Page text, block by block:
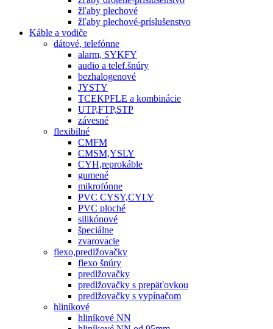
žľaby plechové
žľaby plechové-príslušenstvo
Káble a vodiče
dátové, telefónne
alarm, SYKFY
audio a telef.šnúry
bezhalogenové
JYSTY
TCEKPFLE a kombinácie
UTP,FTP,STP
závesné
flexibilné
CMFM
CMSM,YSLY
CYH,reprokáble
gumené
mikrofónne
PVC CYSY,CYLY
PVC ploché
silikónové
špeciálne
zvarovacie
flexo,predlžovačky
flexo šnúry
predlžovačky
predlžovačky s prepäťovkou
predlžovačky s vypínačom
hliníkové
hliníkové NN